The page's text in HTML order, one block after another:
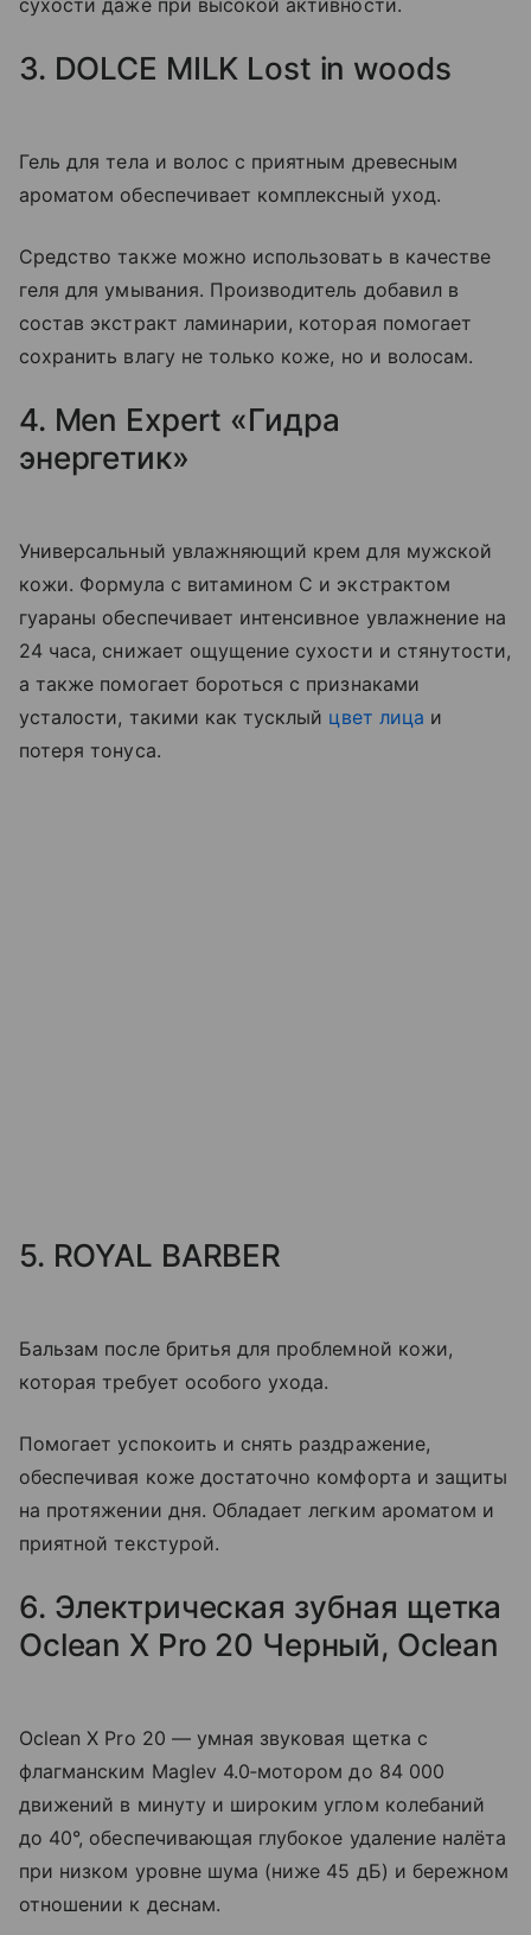
сухости даже при высокой активности.
3. DOLCE MILK Lost in woods
Гель для тела и волос с приятным древесным
ароматом обеспечивает комплексный уход.
Средство также можно использовать в качестве
геля для умывания. Производитель добавил в
состав экстракт ламинарии, которая помогает
сохранить влагу не только коже, но и волосам.
4. Men Expert «Гидра
энергетик»
Универсальный увлажняющий крем для мужской
кожи. Формула с витамином С и экстрактом
гуараны обеспечивает интенсивное увлажнение на
24 часа, снижает ощущение сухости и стянутости,
а также помогает бороться с признаками
усталости, такими как тусклый цвет лица и
потеря тонуса.
5. ROYAL BARBER
Бальзам после бритья для проблемной кожи,
которая требует особого ухода.
Помогает успокоить и снять раздражение,
обеспечивая коже достаточно комфорта и защиты
на протяжении дня. Обладает легким ароматом и
приятной текстурой.
6. Электрическая зубная щетка
Oclean X Pro 20 Черный, Oclean
Oclean X Pro 20 — умная звуковая щетка с
флагманским Maglev 4.0‑мотором до 84 000
движений в минуту и широким углом колебаний
до 40°, обеспечивающая глубокое удаление налёта
при низком уровне шума (ниже 45 дБ) и бережном
отношении к деснам.